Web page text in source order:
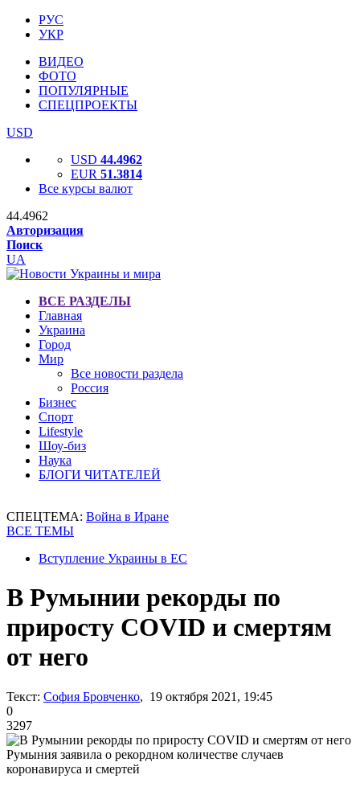
РУС
УКР
ВИДЕО
ФОТО
ПОПУЛЯРНЫЕ
СПЕЦПРОЕКТЫ
USD
USD 44.4962
EUR 51.3814
Все курсы валют
44.4962
Авторизация
Поиск
UA
ВСЕ РАЗДЕЛЫ
Главная
Украина
Город
Мир
Все новости раздела
Россия
Бизнес
Спорт
Lifestyle
Шоу-биз
Наука
БЛОГИ ЧИТАТЕЛЕЙ
СПЕЦТЕМА: Война в Иране
ВСЕ ТЕМЫ
Вступление Украины в ЕС
В Румынии рекорды по
приросту COVID и смертям
от него
Текст: София Бровченко, 19 октября 2021, 19:45
0
3297
Румыния заявила о рекордном количестве случаев
коронавируса и смертей